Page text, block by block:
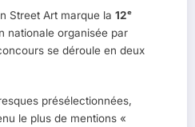
Street Art marque la 12ᵉ
nationale organisée par
se déroule en deux
présélectionnées,
le plus de mentions «